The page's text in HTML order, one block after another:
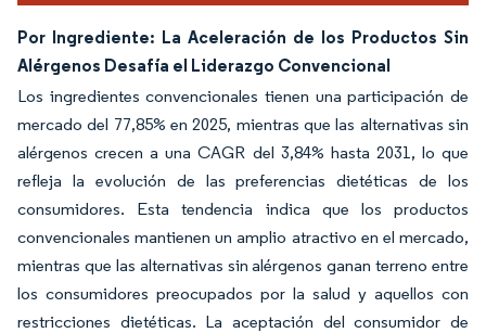
Por Ingrediente: La Aceleración de los Productos Sin
Alérgenos Desafía el Liderazgo Convencional
Los ingredientes convencionales tienen una participación de
mercado del 77,85% en 2025, mientras que las alternativas sin
alérgenos crecen a una CAGR del 3,84% hasta 2031, lo que
refleja la evolución de las preferencias dietéticas de los
consumidores. Esta tendencia indica que los productos
convencionales mantienen un amplio atractivo en el mercado,
mientras que las alternativas sin alérgenos ganan terreno entre
los consumidores preocupados por la salud y aquellos con
restricciones dietéticas. La aceptación del consumidor de